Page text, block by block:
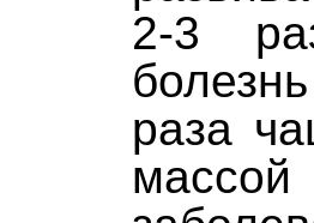
2-3
раза